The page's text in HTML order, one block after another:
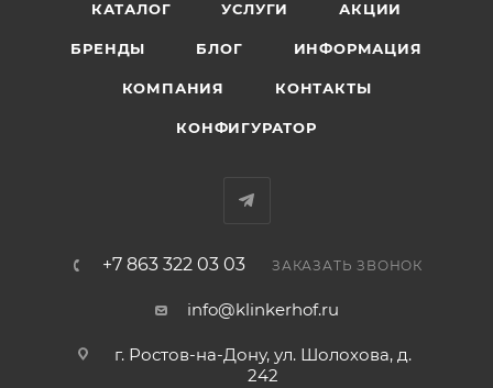
КАТАЛОГ УСЛУГИ АКЦИИ
БРЕНДЫ БЛОГ ИНФОРМАЦИЯ
КОМПАНИЯ КОНТАКТЫ
КОНФИГУРАТОР
+7 863 322 03 03 ЗАКАЗАТЬ ЗВОНОК
info@klinkerhof.ru
г. Ростов-на-Дону, ул. Шолохова, д.
242